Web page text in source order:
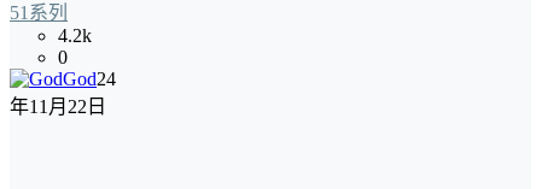
51系列
4.2k
0
God24
年11月22日